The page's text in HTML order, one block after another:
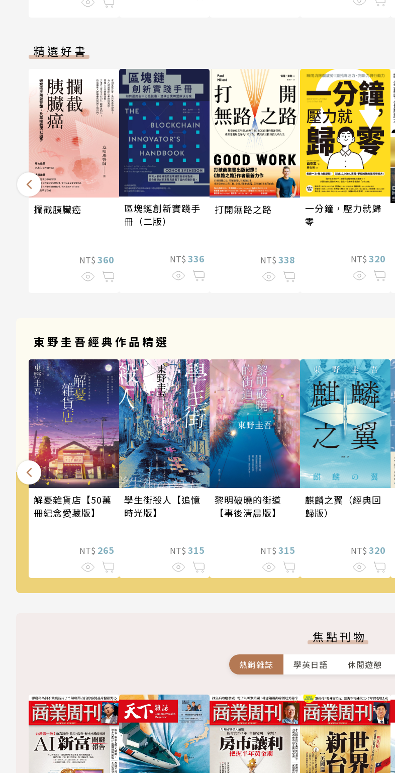
精選好書
攔截胰臟癌
NT$ 360
區塊鏈創新實踐手
冊（二版）
NT$ 336
打開無路之路
NT$ 338
一分鐘，壓力就歸
零
NT$ 320
東野圭吾經典作品精選
解憂雜貨店【50萬
冊紀念愛藏版】
NT$ 265
學生街殺人【追憶
時光版】
NT$ 315
黎明破曉的街道
【事後清晨版】
NT$ 315
麒麟之翼（經典回
歸版）
NT$ 320
焦點刊物
熱銷雜誌 學英日語 休閒遊憩